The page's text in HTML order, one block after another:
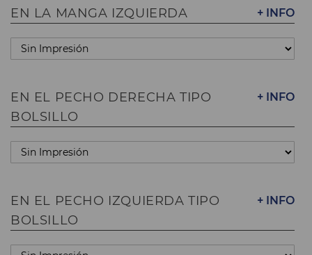
+ INFO
EN LA MANGA IZQUIERDA
+ INFO
EN EL PECHO DERECHA TIPO
BOLSILLO
+ INFO
EN EL PECHO IZQUIERDA TIPO
BOLSILLO